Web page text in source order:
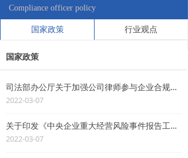
Compliance officer policy
国家政策 行业观点
国家政策
司法部办公厅关于加强公司律师参与企业合规管理工作的通知
2022-03-07
关于印发《中央企业重大经营风险事件报告工作规则》的通知
2022-03-07